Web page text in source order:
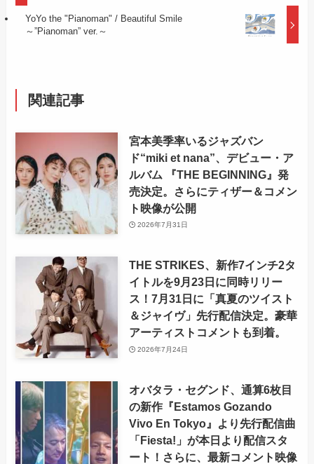
YoYo the "Pianoman" / Beautiful Smile
～”Pianoman” ver.～
関連記事
宮本美季率いるジャズバン
ド“miki et nana”、デビュー・ア
ルバム 『THE BEGINNING』発
売決定。さらにティザー＆コメン
ト映像が公開
2026年7月31日
THE STRIKES、新作7インチ2タ
イトルを9月23日に同時リリー
ス！7月31日に「真夏のツイスト
＆ジャイヴ」先行配信決定。豪華
アーティストコメントも到着。
2026年7月24日
オバタラ・セグンド、通算6枚目
の新作『Estamos Gozando
Vivo En Tokyo』より先行配信曲
「Fiesta!」が本日より配信スタ
ート！さらに、最新コメント映像